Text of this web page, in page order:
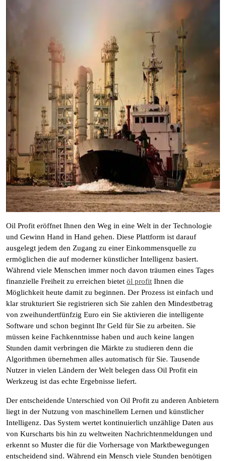
Oil Profit eröffnet Ihnen den Weg in eine Welt in der Technologie
und Gewinn Hand in Hand gehen. Diese Plattform ist darauf
ausgelegt jedem den Zugang zu einer Einkommensquelle zu
ermöglichen die auf moderner künstlicher Intelligenz basiert.
Während viele Menschen immer noch davon träumen eines Tages
finanzielle Freiheit zu erreichen bietet öl profit Ihnen die
Möglichkeit heute damit zu beginnen. Der Prozess ist einfach und
klar strukturiert Sie registrieren sich Sie zahlen den Mindestbetrag
von zweihundertfünfzig Euro ein Sie aktivieren die intelligente
Software und schon beginnt Ihr Geld für Sie zu arbeiten. Sie
müssen keine Fachkenntnisse haben und auch keine langen
Stunden damit verbringen die Märkte zu studieren denn die
Algorithmen übernehmen alles automatisch für Sie. Tausende
Nutzer in vielen Ländern der Welt belegen dass Oil Profit ein
Werkzeug ist das echte Ergebnisse liefert.
Der entscheidende Unterschied von Oil Profit zu anderen Anbietern
liegt in der Nutzung von maschinellem Lernen und künstlicher
Intelligenz. Das System wertet kontinuierlich unzählige Daten aus
von Kurscharts bis hin zu weltweiten Nachrichtenmeldungen und
erkennt so Muster die für die Vorhersage von Marktbewegungen
entscheidend sind. Während ein Mensch viele Stunden benötigen